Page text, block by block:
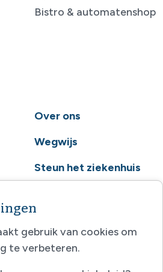
Bistro & automatenshop
Over ons
Wegwijs
Steun het ziekenhuis
gebruik van cookies om
te verbeteren.